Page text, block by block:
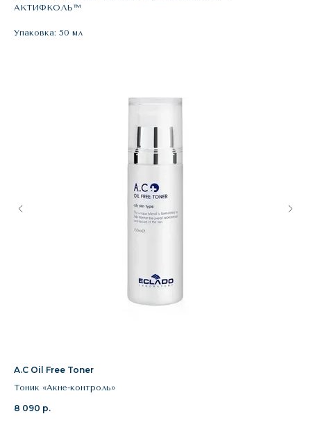
АКТИФКОЛЬ™
Упаковка: 50 мл
A.C Oil Free Toner
Тоник «Акне-контроль»
8 090 р.